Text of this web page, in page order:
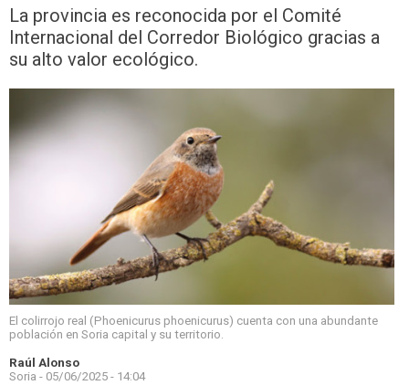
La provincia es reconocida por el Comité
Internacional del Corredor Biológico gracias a
su alto valor ecológico.
El colirrojo real (Phoenicurus phoenicurus) cuenta con una abundante
población en Soria capital y su territorio.
Raúl Alonso
Soria - 05/06/2025 - 14:04